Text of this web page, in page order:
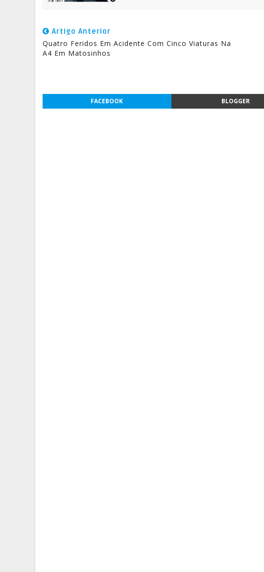
Artigo Anterior
Quatro Feridos Em Acidente Com Cinco Viaturas Na
A4 Em Matosinhos
FACEBOOK BLOGGER